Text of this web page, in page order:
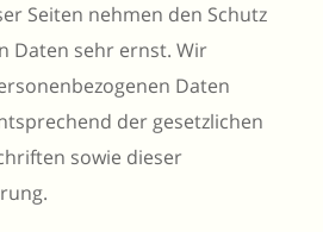
Seiten nehmen den Schutz
Daten sehr ernst. Wir
Daten
der gesetzlichen
sowie dieser